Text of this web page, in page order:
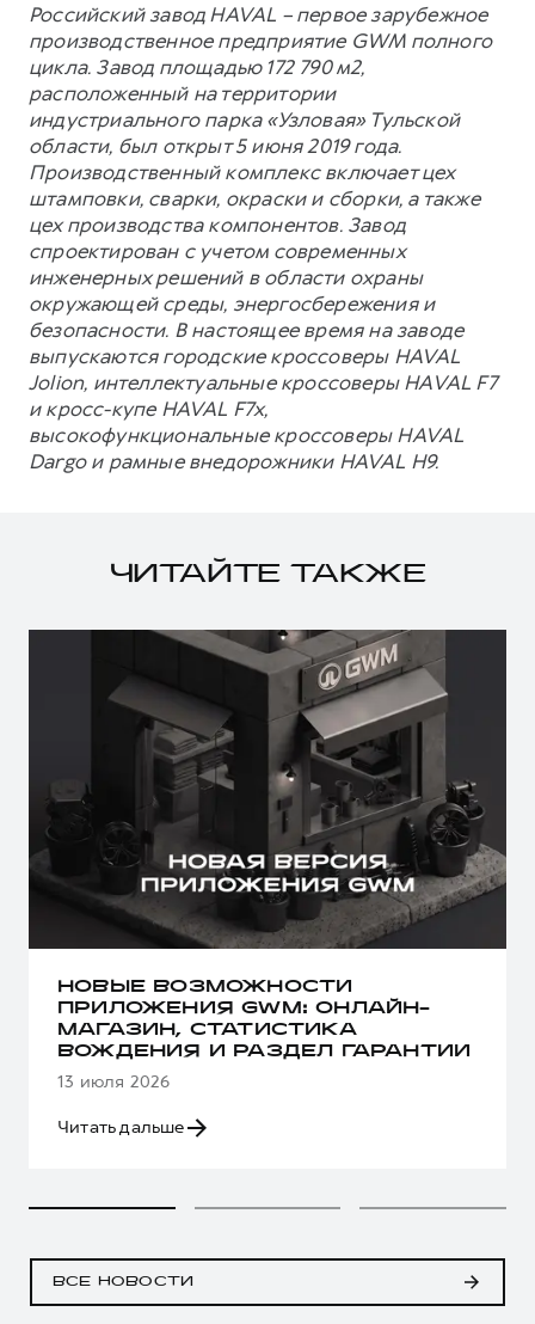
Российский завод HAVAL – первое зарубежное
производственное предприятие GWM полного
цикла. Завод площадью 172 790 м2,
расположенный на территории
индустриального парка «Узловая» Тульской
области, был открыт 5 июня 2019 года.
Производственный комплекс включает цех
штамповки, сварки, окраски и сборки, а также
цех производства компонентов. Завод
спроектирован с учетом современных
инженерных решений в области охраны
окружающей среды, энергосбережения и
безопасности. В настоящее время на заводе
выпускаются городские кроссоверы HAVAL
Jolion, интеллектуальные кроссоверы HAVAL F7
и кросс-купе HAVAL F7x,
высокофункциональные кроссоверы HAVAL
Dargo и рамные внедорожники HAVAL H9.
ЧИТАЙТЕ ТАКЖЕ
НОВЫЕ ВОЗМОЖНОСТИ
ПРИЛОЖЕНИЯ GWM: ОНЛАЙН-
МАГАЗИН, СТАТИСТИКА
ВОЖДЕНИЯ И РАЗДЕЛ ГАРАНТИИ
13 июля 2026
Читать дальше
ВСЕ НОВОСТИ